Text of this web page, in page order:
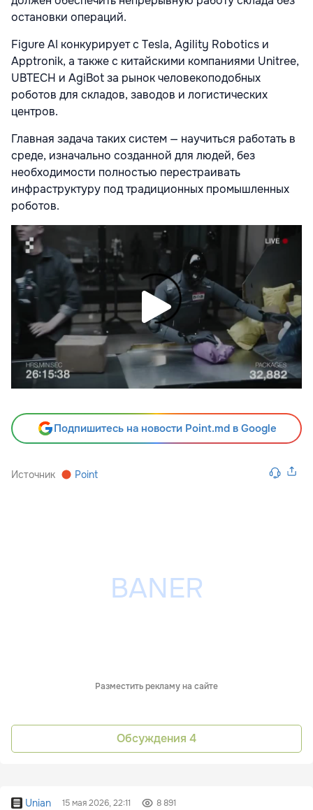
остановки операций.
Figure AI конкурирует с Tesla, Agility Robotics и
Apptronik, а также с китайскими компаниями Unitree,
UBTECH и AgiBot за рынок человекоподобных
роботов для складов, заводов и логистических
центров.
Главная задача таких систем — научиться работать в
среде, изначально созданной для людей, без
необходимости полностью перестраивать
инфраструктуру под традиционных промышленных
роботов.
Подпишитесь на новости Point.md в Google
Источник Point
Разместить рекламу на сайте
Обсуждения 4
Unian 15 мая 2026, 22:11 8 891